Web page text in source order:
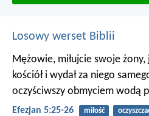
Losowy werset Biblii
Mężowie, miłujcie swoje żony,
kościół i wydał za niego
oczyściwszy obmyciem wodą
Efezjan 5:25-26 miłość